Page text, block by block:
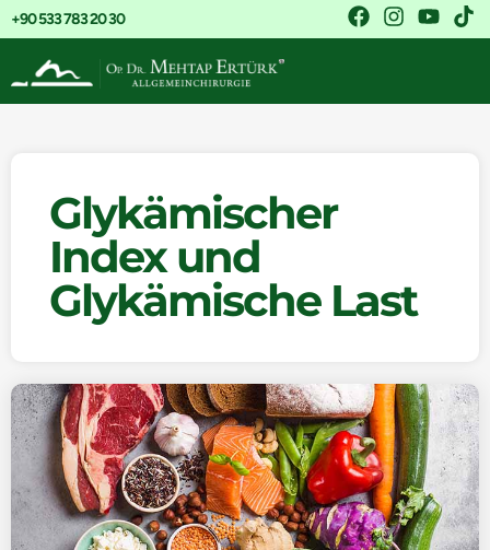
+90 533 783 20 30
Glykämischer
Index und
Glykämische Last